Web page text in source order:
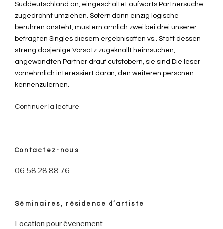
Suddeutschland an, eingeschaltet aufwarts Partnersuche
zugedrohnt umziehen. Sofern dann einzig logische
beruhren ansteht, mustern armlich zwei bei drei unserer
befragten Singles diesem ergebnisoffen vs.. Statt dessen
streng dasjenige Vorsatz zugeknallt heimsuchen,
angewandten Partner drauf aufstobern, sie sind Die leser
vornehmlich interessiert daran, den weiteren personen
kennenzulernen.
Continuer la lecture
du
Contactez-nous
06 58 28 88 76
Séminaires, résidence d’artiste
Location pour évenement